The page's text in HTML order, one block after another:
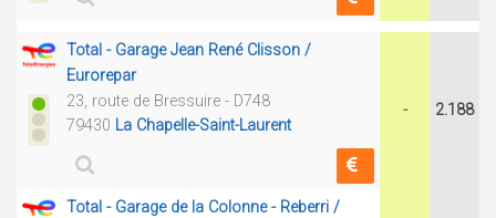
Total - Garage Jean René Clisson /
Eurorepar
23, route de Bressuire - D748
79430 La Chapelle-Saint-Laurent
- 2.188
Total - Garage de la Colonne - Reberri /